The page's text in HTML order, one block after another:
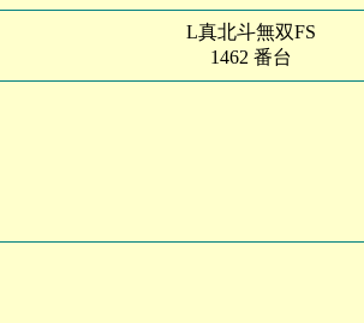
L真北斗無双FS
1462 番台